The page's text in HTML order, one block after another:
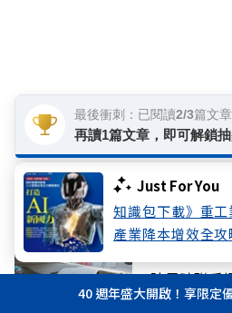
Just For You
知識包下載》重工
產業降本增效全攻
你可能感興趣
陳昱瑄聯手
師、宗教團
40 週年盛大開啟！享限定
最後衝刺：已閱讀2/3篇文章
再讀1篇文章，即可解鎖抽